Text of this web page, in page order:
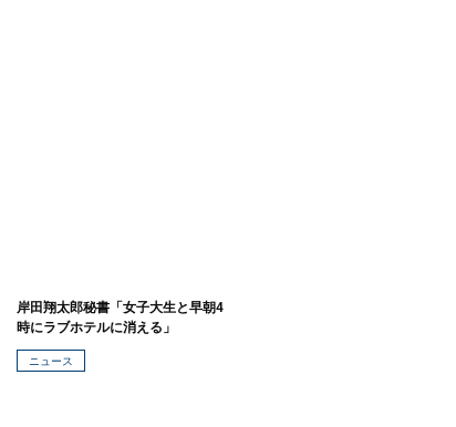
岸田翔太郎秘書「女子大生と早朝4
時にラブホテルに消える」
ニュース